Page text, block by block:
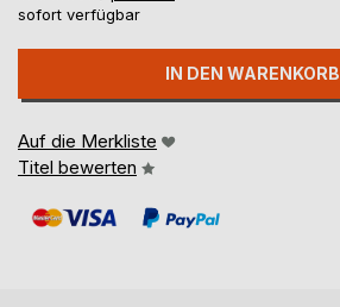
sofort verfügbar
IN DEN WARENKORB
Auf die Merkliste
Titel bewerten